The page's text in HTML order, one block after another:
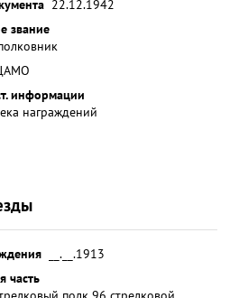
22.12.1942
звание
информации
награждений
__.__.1913
часть